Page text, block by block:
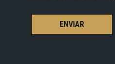
ENVIAR